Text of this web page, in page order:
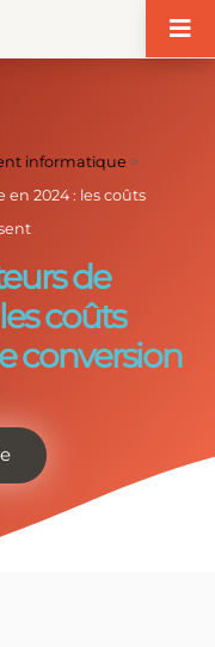
informatique >
2024 : les coûts
de
coûts
conversion